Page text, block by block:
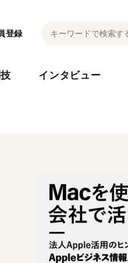
登録
インタビュー